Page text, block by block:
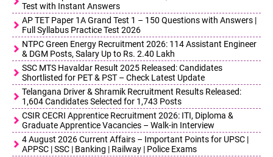
Test with Instant Answers
AP TET Paper 1A Grand Test 1 – 150 Questions with Answers |
Full Syllabus Practice Test 2026
NTPC Green Energy Recruitment 2026: 114 Assistant Engineer
& DGM Posts, Salary Up to Rs. 2.40 Lakh
SSC MTS Havaldar Result 2025 Released: Candidates
Shortlisted for PET & PST – Check Latest Update
Telangana Driver & Shramik Recruitment Results Released:
1,604 Candidates Selected for 1,743 Posts
CSIR CECRI Apprentice Recruitment 2026: ITI, Diploma &
Graduate Apprentice Vacancies – Walk-in Interview
4 August 2026 Current Affairs – Important Points for UPSC |
APPSC | SSC | Banking | Railway | Police Exams